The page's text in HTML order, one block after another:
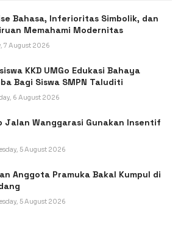
Bahasa, Inferioritas Simbolik, dan
Memahami Modernitas
7 August 2026
KKD UMGo Edukasi Bahaya
Bagi Siswa SMPN Taluditi
6 August 2026
Jalan Wanggarasi Gunakan Insentif
5 August 2026
Anggota Pramuka Bakal Kumpul di
5 August 2026